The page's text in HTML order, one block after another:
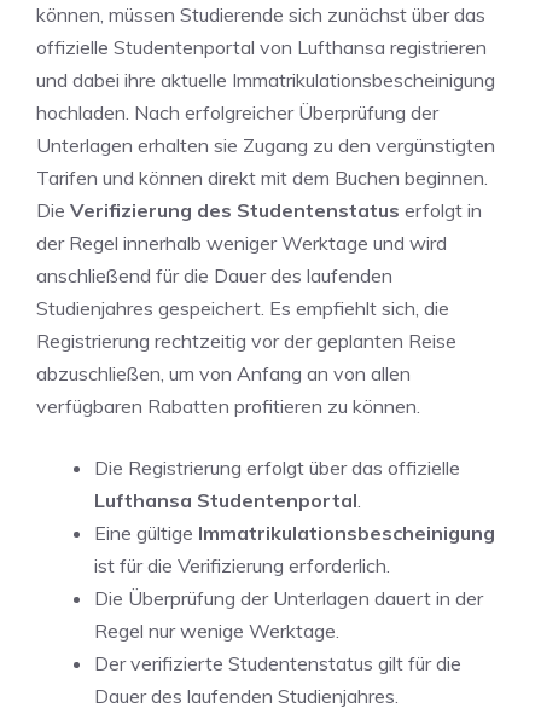
können, müssen Studierende sich zunächst über das
offizielle Studentenportal von Lufthansa registrieren
und dabei ihre aktuelle Immatrikulationsbescheinigung
hochladen. Nach erfolgreicher Überprüfung der
Unterlagen erhalten sie Zugang zu den vergünstigten
Tarifen und können direkt mit dem Buchen beginnen.
Die Verifizierung des Studentenstatus erfolgt in
der Regel innerhalb weniger Werktage und wird
anschließend für die Dauer des laufenden
Studienjahres gespeichert. Es empfiehlt sich, die
Registrierung rechtzeitig vor der geplanten Reise
abzuschließen, um von Anfang an von allen
verfügbaren Rabatten profitieren zu können.
Die Registrierung erfolgt über das offizielle
Lufthansa Studentenportal
Eine gültige Immatrikulationsbescheinigung
ist für die Verifizierung erforderlich.
Die Überprüfung der Unterlagen dauert in der
Regel nur wenige Werktage.
Der verifizierte Studentenstatus gilt für die
Dauer des laufenden Studienjahres.